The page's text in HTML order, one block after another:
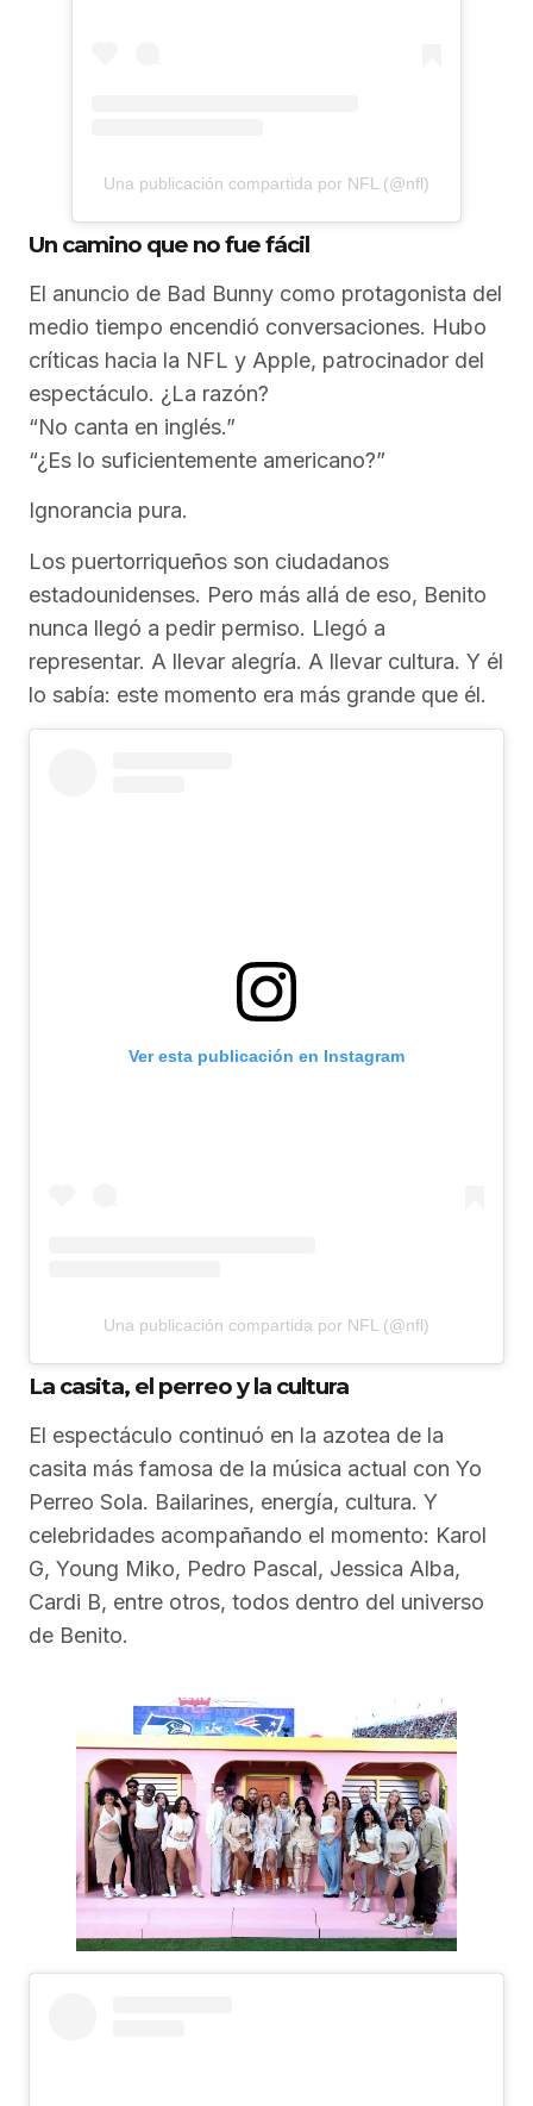
Una publicación compartida por NFL (@nfl)
Un camino que no fue fácil
El anuncio de Bad Bunny como protagonista del
medio tiempo encendió conversaciones. Hubo
críticas hacia la NFL y Apple, patrocinador del
espectáculo. ¿La razón?
“No canta en inglés.”
“¿Es lo suficientemente americano?”
Ignorancia pura.
Los puertorriqueños son ciudadanos
estadounidenses. Pero más allá de eso, Benito
nunca llegó a pedir permiso. Llegó a
representar. A llevar alegría. A llevar cultura. Y él
lo sabía: este momento era más grande que él.
Ver esta publicación en Instagram
Una publicación compartida por NFL (@nfl)
La casita, el perreo y la cultura
El espectáculo continuó en la azotea de la
casita más famosa de la música actual con Yo
Perreo Sola. Bailarines, energía, cultura. Y
celebridades acompañando el momento: Karol
G, Young Miko, Pedro Pascal, Jessica Alba,
Cardi B, entre otros, todos dentro del universo
de Benito.